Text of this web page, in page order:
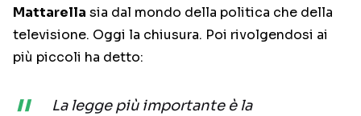
Mattarella sia dal mondo della politica che della
televisione. Oggi la chiusura. Poi rivolgendosi ai
più piccoli ha detto:
La legge più importante è la